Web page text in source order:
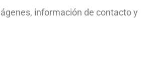
información de contacto y